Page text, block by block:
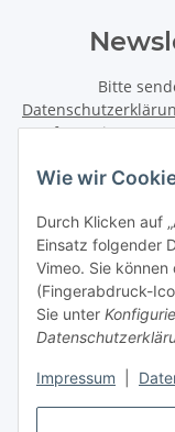
Wie wir
Durch Klicken auf
Einsatz folgender
Vimeo. Sie
(Fingerabdruck-
Sie unter
Impressum
Bitte
Informationen zu
Newsletter
Informationen
Gesetzliche